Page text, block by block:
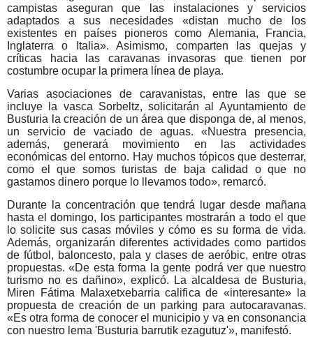
campistas aseguran que las instalaciones y servicios
adaptados a sus necesidades «distan mucho de los
existentes en países pioneros como Alemania, Francia,
Inglaterra o Italia». Asimismo, comparten las quejas y
críticas hacia las caravanas invasoras que tienen por
costumbre ocupar la primera línea de playa.
Varias asociaciones de caravanistas, entre las que se
incluye la vasca Sorbeltz, solicitarán al Ayuntamiento de
Busturia la creación de un área que disponga de, al menos,
un servicio de vaciado de aguas. «Nuestra presencia,
además, generará movimiento en las actividades
económicas del entorno. Hay muchos tópicos que desterrar,
como el que somos turistas de baja calidad o que no
gastamos dinero porque lo llevamos todo», remarcó.
Durante la concentración que tendrá lugar desde mañana
hasta el domingo, los participantes mostrarán a todo el que
lo solicite sus casas móviles y cómo es su forma de vida.
Además, organizarán diferentes actividades como partidos
de fútbol, baloncesto, pala y clases de aeróbic, entre otras
propuestas. «De esta forma la gente podrá ver que nuestro
turismo no es dañino», explicó. La alcaldesa de Busturia,
Miren Fátima Malaxetxebarria califica de «interesante» la
propuesta de creación de un parking para autocaravanas.
«Es otra forma de conocer el municipio y va en consonancia
con nuestro lema 'Busturia barrutik ezagutuz'», manifestó.